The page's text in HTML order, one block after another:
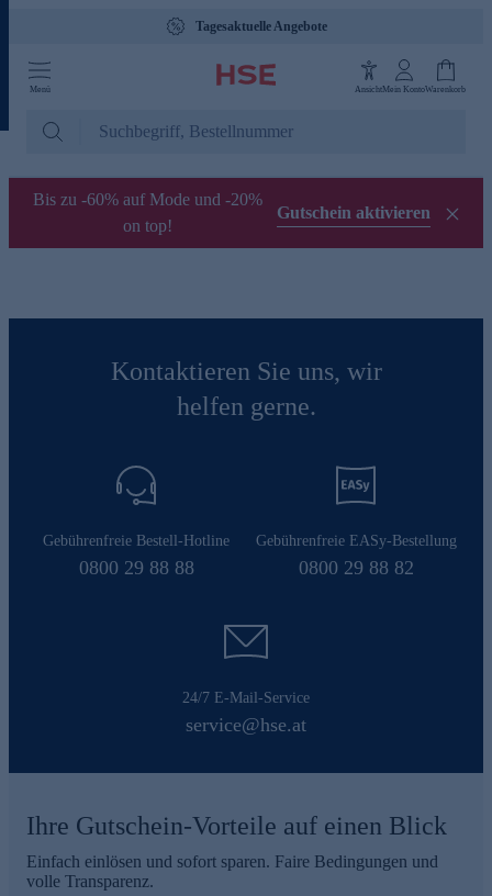
Tagesaktuelle Angebote
Menü AnsichtMein KontoWarenkorb
Bis zu -60% auf Mode und -20%
on top!
Gutschein aktivieren
Kontaktieren Sie uns, wir
helfen gerne.
Gebührenfreie Bestell-Hotline
0800 29 88 88
Gebührenfreie EASy-Bestellung
0800 29 88 82
24/7 E-Mail-Service
service@hse.at
Ihre Gutschein-Vorteile auf einen Blick
Einfach einlösen und sofort sparen. Faire Bedingungen und
volle Transparenz.